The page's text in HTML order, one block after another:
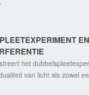
het
van licht als zowel